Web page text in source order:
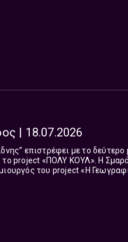
| 18.07.2026
επιστρέφει με το
Η Σμαράγδα Αλεξανδρή, founder και
του project «Η